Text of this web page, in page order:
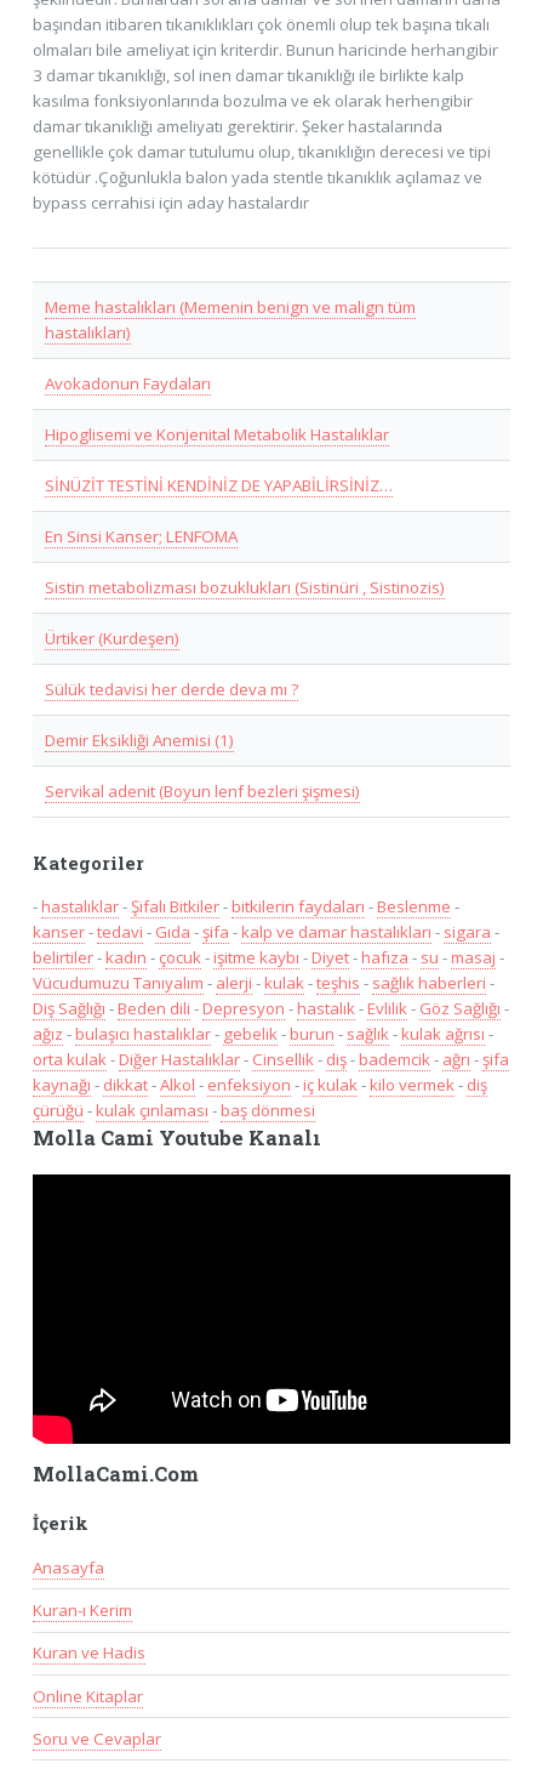
başından itibaren tıkanıklıkları çok önemli olup tek başına tıkalı
olmaları bile ameliyat için kriterdir. Bunun haricinde herhangibir
3 damar tıkanıklığı, sol inen damar tıkanıklığı ile birlikte kalp
kasılma fonksiyonlarında bozulma ve ek olarak herhengibir
damar tıkanıklığı ameliyatı gerektirir. Şeker hastalarında
genellikle çok damar tutulumu olup, tıkanıklığın derecesi ve tipi
kötüdür .Çoğunlukla balon yada stentle tıkanıklık açılamaz ve
bypass cerrahisi için aday hastalardır
Meme hastalıkları (Memenin benign ve malign tüm
hastalıkları)
Avokadonun Faydaları
Hipoglisemi ve Konjenital Metabolik Hastalıklar
SİNÜZİT TESTİNİ KENDİNİZ DE YAPABİLİRSİNİZ…
En Sinsi Kanser; LENFOMA
Sistin metabolizması bozuklukları (Sistinüri , Sistinozis)
Ürtiker (Kurdeşen)
Sülük tedavisi her derde deva mı ?
Demir Eksikliği Anemisi (1)
Servikal adenit (Boyun lenf bezleri şişmesi)
Kategoriler
-hastalıklar-Şifalı Bitkiler-bitkilerin faydaları -Beslenme -
kanser-tedavi - Gıda -şifa -kalp ve damar hastalıkları - sigara -
belirtiler-kadın - çocuk-işitme kaybı -Diyet-hafıza - su -masaj -
Vücudumuzu Tanıyalım - alerji -kulak-teşhis - sağlık haberleri -
Diş Sağlığı -Beden dili -Depresyon -hastalık-Evlilik- Göz Sağlığı -
ağız -bulaşıcı hastalıklar- gebelik-burun - sağlık-kulak ağrısı -
orta kulak-Diğer Hastalıklar- Cinsellik- diş-bademcik- ağrı -şifa
kaynağı - dikkat-Alkol - enfeksiyon -iç kulak-kilo vermek- diş
çürüğü -kulak çınlaması -baş dönmesi
Molla Cami Youtube Kanalı
MollaCami.Com
İçerik
Anasayfa
Kuran-ı Kerim
Kuran ve Hadis
Online Kitaplar
Soru ve Cevaplar